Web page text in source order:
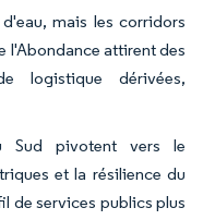
mais les corridors
l'Abondance attirent des
logistique dérivées,
Sud pivotent vers le
et la résilience du
de services publics plus